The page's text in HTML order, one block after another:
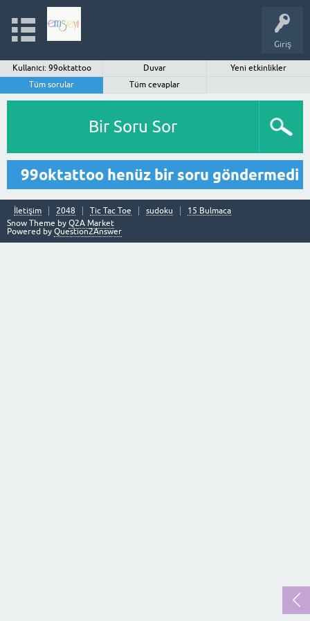
Giriş
Kullanıcı: 99oktattoo Duvar
Yeni etkinlikler
Tüm sorular
Tüm cevaplar
Bir Soru Sor
99oktattoo henüz bir soru göndermedi
İletişim 2048 Tic Tac Toe sudoku
15 Bulmaca
Snow Theme by Q2A Market
Powered by Question2Answer